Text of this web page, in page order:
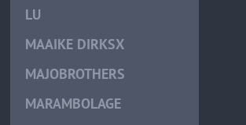
LU
MAAIKE DIRKSX
MAJOBROTHERS
MARAMBOLAGE